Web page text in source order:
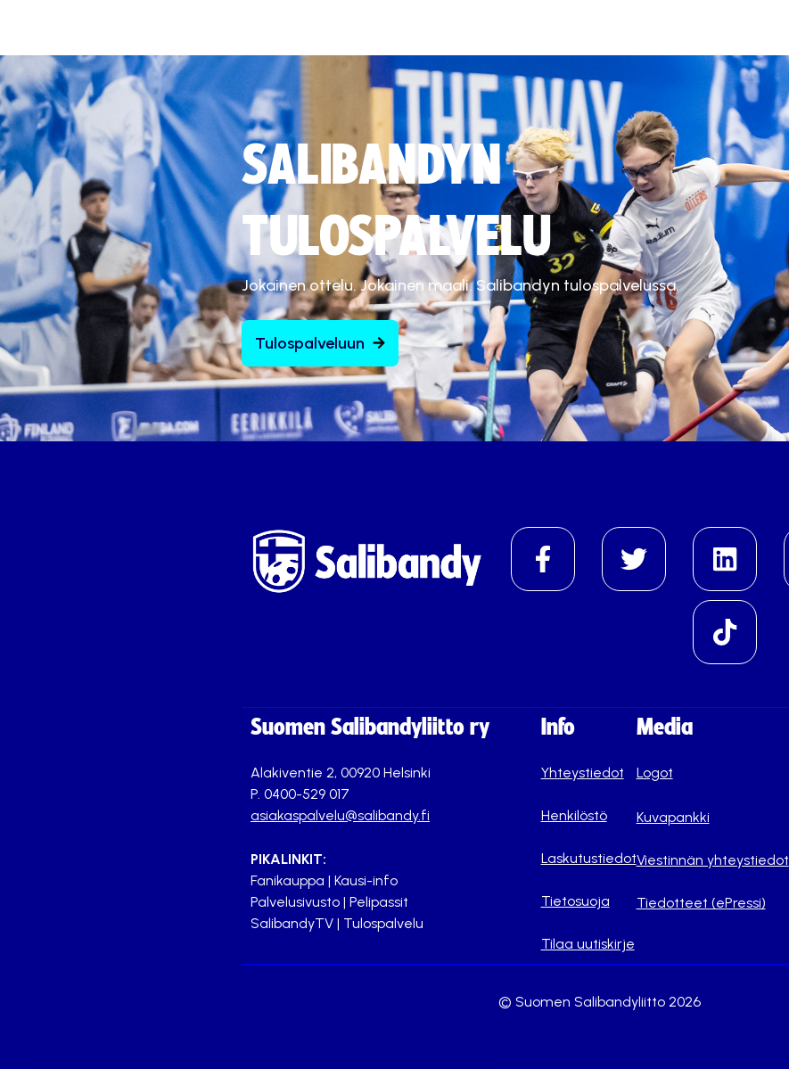
SALIBANDYN
TULOSPALVELU
Jokainen ottelu. Jokainen maali. Salibandyn tulospalvelussa.
Tulospalveluun
Suomen Salibandyliitto ry
Alakiventie 2, 00920 Helsinki
P. 0400-529 017
asiakaspalvelu@salibandy.fi
PIKALINKIT:
Fanikauppa | Kausi-info
Palvelusivusto | Pelipassit
SalibandyTV | Tulospalvelu
Info
Yhteystiedot
Henkilöstö
Laskutustiedot
Tietosuoja
Tilaa uutiskirje
Media
Logot
Kuvapankki
Viestinnän yhteystiedot
Tiedotteet (ePressi)
© Suomen Salibandyliitto 2026